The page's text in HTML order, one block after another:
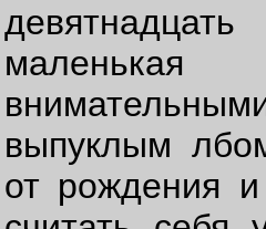
выпуклым
от рождения